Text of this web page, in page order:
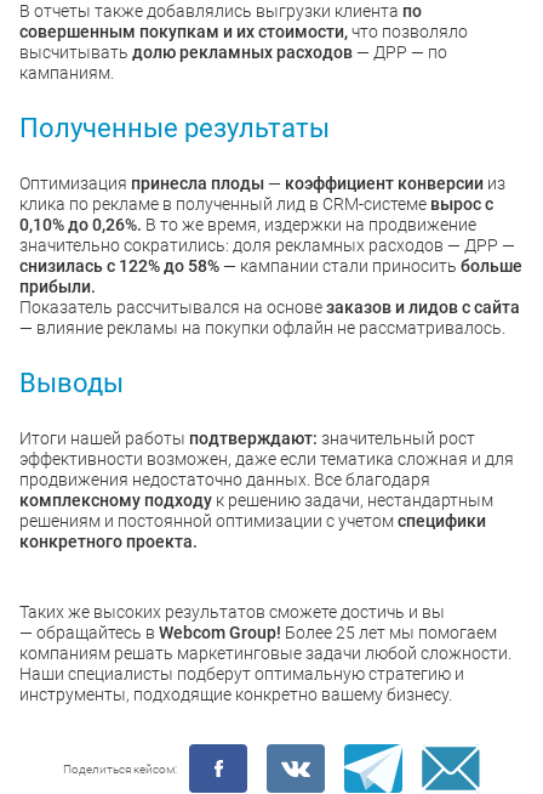
В отчеты также добавлялись выгрузки клиента по
совершенным покупкам и их стоимости,что позволяло
высчитывать долю рекламных расходов— ДРР — по
кампаниям.
Полученные результаты
Оптимизация принесла плоды— коэффициент конверсии из
клика по рекламе в полученный лид в CRM-системе вырос с
0,10% до 0,26%. В то же время, издержки на продвижение
значительно сократились: доля рекламных расходов — ДРР —
снизилась с 122% до 58%— кампании стали приносить больше
прибыли.
Показатель рассчитывался на основезаказов и лидов с сайта
— влияние рекламы на покупки офлайн не рассматривалось.
Выводы
Итоги нашей работы подтверждают: значительный рост
эффективности возможен, даже если тематика сложная и для
продвижения недостаточно данных. Все благодаря
комплексному подходу к решению задачи, нестандартным
решениям и постоянной оптимизации с учетом специфики
конкретного проекта.
Таких же высоких результатов сможете достичь и вы
— обращайтесь в Webcom Group! Более 25 лет мы помогаем
компаниям решать маркетинговые задачи любой сложности.
Наши специалисты подберут оптимальную стратегию и
инструменты, подходящие конкретно вашему бизнесу.
Поделиться кейсом: